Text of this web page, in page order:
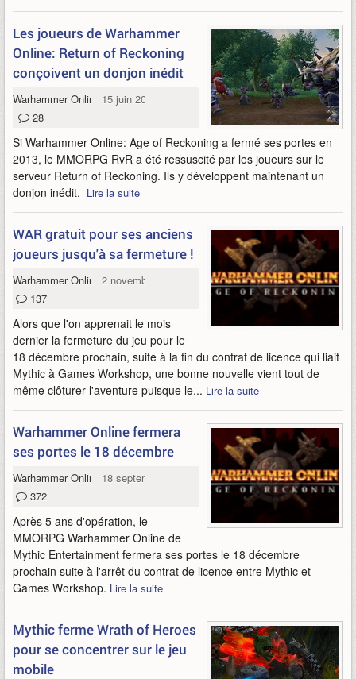
Les joueurs de Warhammer
Online: Return of Reckoning
conçoivent un donjon inédit
Warhammer Online
15 juin 2021
28
Si Warhammer Online: Age of Reckoning a fermé ses portes en
2013, le MMORPG RvR a été ressuscité par les joueurs sur le
serveur Return of Reckoning. Ils y développent maintenant un
donjon inédit. Lire la suite
WAR gratuit pour ses anciens
joueurs jusqu'à sa fermeture !
Warhammer Online
2 novembre 2013
137
Alors que l'on apprenait le mois
dernier la fermeture du jeu pour le
18 décembre prochain, suite à la fin du contrat de licence qui liait
Mythic à Games Workshop, une bonne nouvelle vient tout de
même clôturer l'aventure puisque le... Lire la suite
Warhammer Online fermera
ses portes le 18 décembre
Warhammer Online
18 septembre 2013
372
Après 5 ans d'opération, le
MMORPG Warhammer Online de
Mythic Entertainment fermera ses portes le 18 décembre
prochain suite à l'arrêt du contrat de licence entre Mythic et
Games Workshop. Lire la suite
Mythic ferme Wrath of Heroes
pour se concentrer sur le jeu
mobile